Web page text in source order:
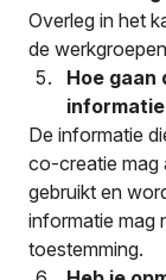
Overleg in het
de
Hoe gaan
De informatie
co-creatie mag
gebruikt en
informatie mag
toestemming.